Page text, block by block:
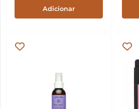
Adicionar